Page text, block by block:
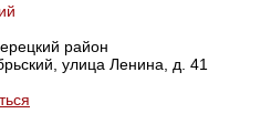
район
улица Ленина, д. 41